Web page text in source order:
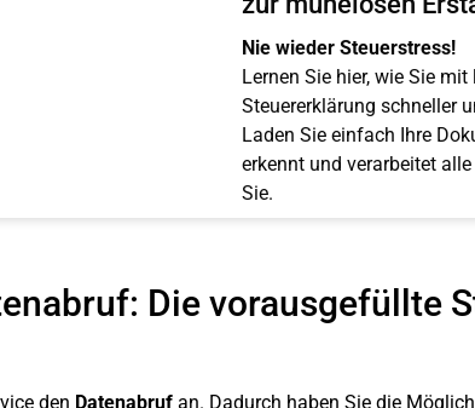
Nie wieder Steuerstress!
Lernen Sie hier, wie Sie mit
Steuererklärung schneller
Laden Sie einfach Ihre
erkennt und verarbeitet
Sie.
Die vorausgefüllte
den Datenabrufan. Dadurch haben Sie die